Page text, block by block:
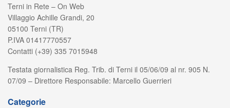
Terni in Rete – On Web
Villaggio Achille Grandi, 20
05100 Terni (TR)
P.IVA 01417770557
Contatti (+39) 335 7015948
Testata giornalistica Reg. Trib. di Terni il 05/06/09 al nr. 905 N.
07/09 – Direttore Responsabile: Marcello Guerrieri
Categorie